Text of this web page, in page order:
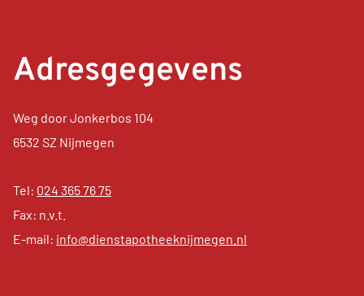
Adresgegevens
Weg door Jonkerbos 104
6532 SZ Nijmegen
Tel: 024 365 76 75
Fax: n.v.t.
E-mail: info@dienstapotheeknijmegen.nl